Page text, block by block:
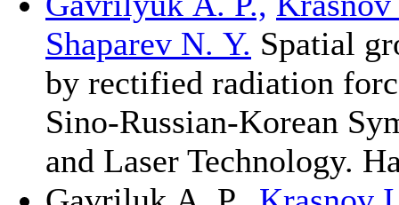
Shaparev N. Y. Spatial
by rectified radiation
Sino-Russian-Korean
and Laser Technology.